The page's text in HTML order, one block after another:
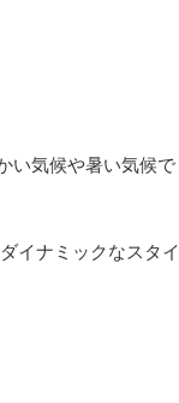
い気候や暑い気候で
イナミックなスタイ